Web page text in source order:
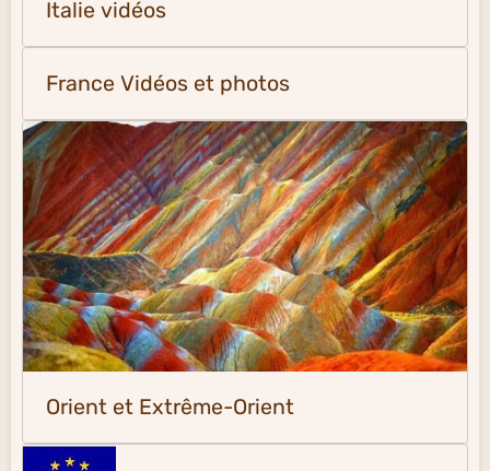
Italie vidéos
France Vidéos et photos
Orient et Extrême-Orient